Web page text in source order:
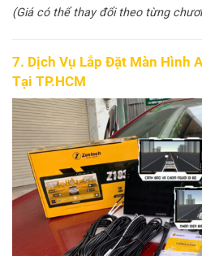
(Giá có thể thay đổi theo từng
7. Dịch Vụ Lắp Đặt Màn Hình
Tại TP.HCM